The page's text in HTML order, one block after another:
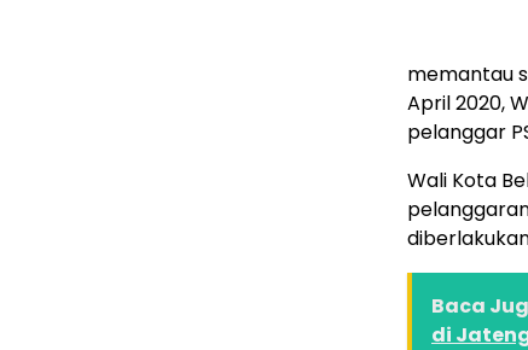
memantau
April 2020,
pelanggar
Wali Kota
Baca
di